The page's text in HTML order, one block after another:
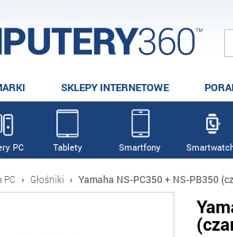
SKLEPY INTERNETOWE
PC Tablety Smartfony
PC › Głośniki › Yamaha NS-PC350 + NS-PB350